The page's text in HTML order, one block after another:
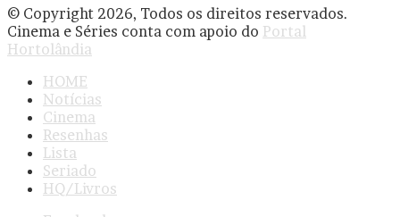
© Copyright 2026, Todos os direitos reservados.
Cinema e Séries conta com apoio do Portal
Hortolândia
HOME
Notícias
Cinema
Resenhas
Lista
Seriado
HQ/Livros